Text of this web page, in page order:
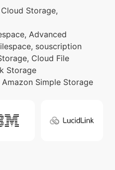
Storage,
Advanced
souscription
Cloud File
Storage
Amazon Simple Storage